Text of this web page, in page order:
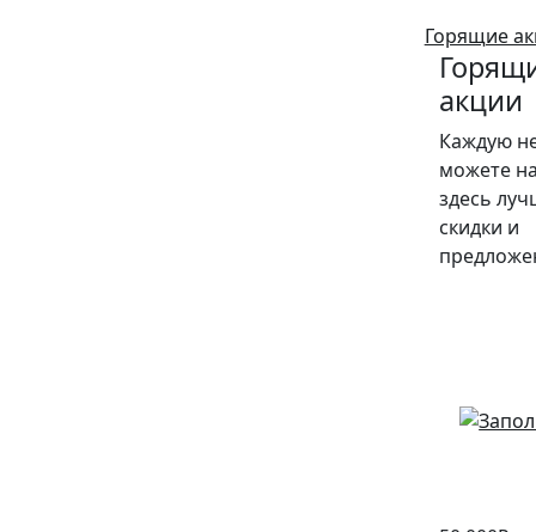
Горящие
акции
Каждую
можете
здесь
скидки и